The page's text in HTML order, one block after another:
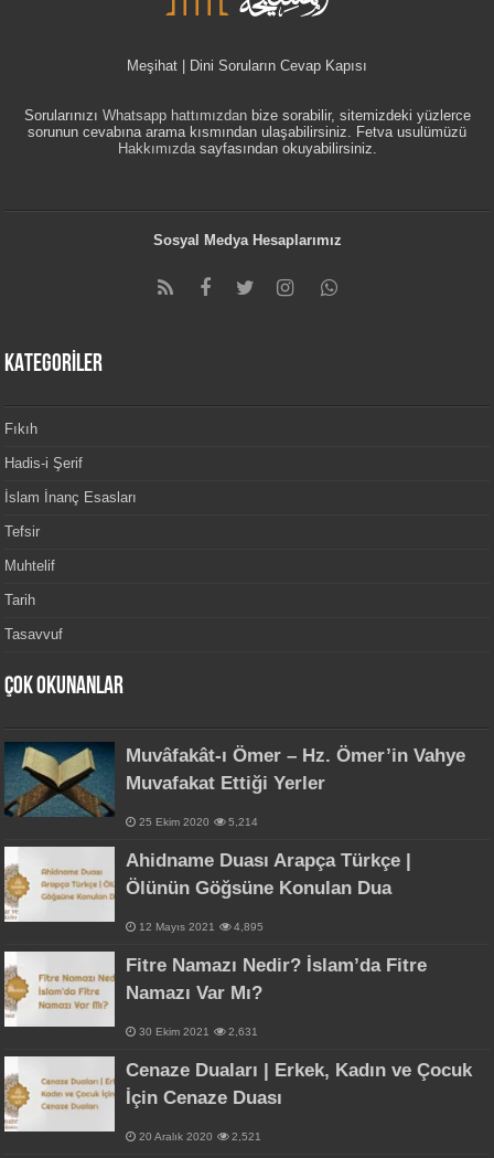
Meşihat | Dini Soruların Cevap Kapısı
Sorularınızı Whatsapp hattımızdanbize sorabilir, sitemizdeki yüzlerce
sorunun cevabına arama kısmından ulaşabilirsiniz. Fetva usulümüzü
Hakkımızdasayfasından okuyabilirsiniz.
Sosyal Medya Hesaplarımız
KATEGORİLER
Fıkıh
Hadis-i Şerif
İslam İnanç Esasları
Tefsir
Muhtelif
Tarih
Tasavvuf
Çok Okunanlar
Muvâfakât-ı Ömer – Hz. Ömer’in Vahye
Muvafakat Ettiği Yerler
25 Ekim 2020 5,214
Ahidname Duası Arapça Türkçe |
Ölünün Göğsüne Konulan Dua
12 Mayıs 2021 4,895
Fitre Namazı Nedir? İslam’da Fitre
Namazı Var Mı?
30 Ekim 2021 2,631
Cenaze Duaları | Erkek, Kadın ve Çocuk
İçin Cenaze Duası
20 Aralık 2020 2,521